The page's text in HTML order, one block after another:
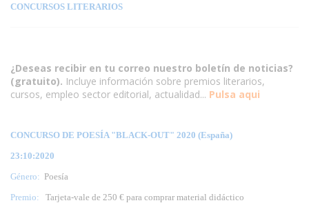
CONCURSOS LITERARIOS
¿Deseas recibir en tu correo nuestro boletín de noticias?
(gratuito). Incluye información sobre premios literarios,
cursos, empleo sector editorial, actualidad... Pulsa aqui
CONCURSO DE POESÍA "BLACK-OUT" 2020 (España)
23:10:2020
Género: Poesía
Premio:
Tarjeta-vale de 250 € para comprar material didáctico